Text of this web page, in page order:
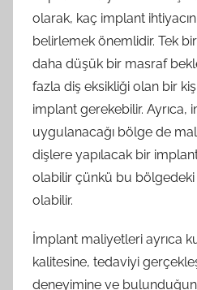
olarak, kaç implant
belirlemek önemlidir. Tek
daha düşük bir masraf
fazla diş eksikliği olan bir
implant gerekebilir. Ayrıca,
uygulanacağı bölge de
dişlere yapılacak bir
olabilir çünkü bu bölgedeki
olabilir.
İmplant maliyetleri ayrıca
kalitesine, tedaviyi
deneyimine ve